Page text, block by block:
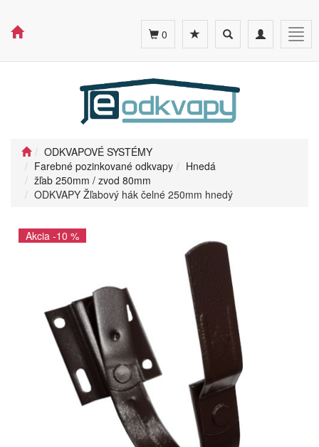
Toggle
navigation
Toggle
search
0
ODKVAPOVÉ SYSTÉMY
Farebné pozinkované odkvapy
Hnedá
žľab 250mm / zvod 80mm
ODKVAPY Žľabový hák čelné 250mm hnedý
Akcia -10 %